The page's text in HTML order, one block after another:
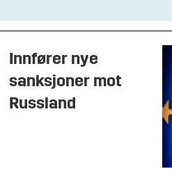
Innfører nye
sanksjoner mot
Russland